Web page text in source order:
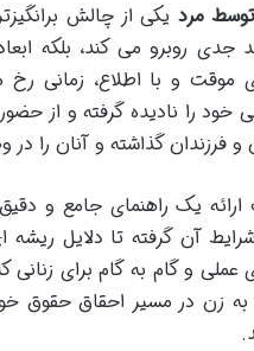
مرد یکی از چالش
جدی روبرو می کند، بلکه
موقت و با اطلاع، زمانی
خود را نادیده گرفته و از
و فرزندان گذاشته و آنان را
یک راهنمای جامع و
آن گرفته تا دلایل ریشه
و گام به گام برای زنانی
به زن در مسیر احقاق حقوق